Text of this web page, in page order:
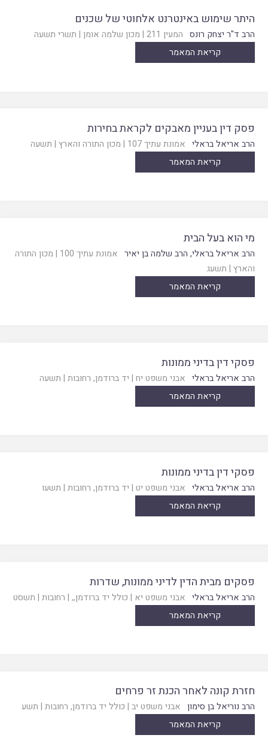
היתר שימוש באינטרנט אלחוטי של שכנים
הרב ד"ר יצחק רונס המעין 211 | מכון שלמה אומן | תשרי תשעה
קריאת המאמר
פסק דין בעניין מאבקים לקראת בחירות
הרב אריאל בראלי אמונת עתיך 107 | מכון התורה והארץ | תשעה
קריאת המאמר
מי הוא בעל הבית
הרב אריאל בראלי, הרב שלמה בן יאיר אמונת עתיך 100 | מכון התורה
והארץ | תשעג
קריאת המאמר
פסקי דין בדיני ממונות
הרב אריאל בראלי אבני משפט יח | יד ברודמן, רחובות | תשעה
קריאת המאמר
פסקי דין בדיני ממונות
הרב אריאל בראלי אבני משפט יט | יד ברודמן, רחובות | תשעו
קריאת המאמר
פסקים מבית הדין לדיני ממונות, שדרות
הרב אריאל בראלי אבני משפט יא | כולל יד ברודמן,, | רחובות | תשסט
קריאת המאמר
חזרת קונה לאחר הכנת זר פרחים
הרב נוריאל בן סימון אבני משפט יב | כולל יד ברודמן, רחובות | תשע
קריאת המאמר